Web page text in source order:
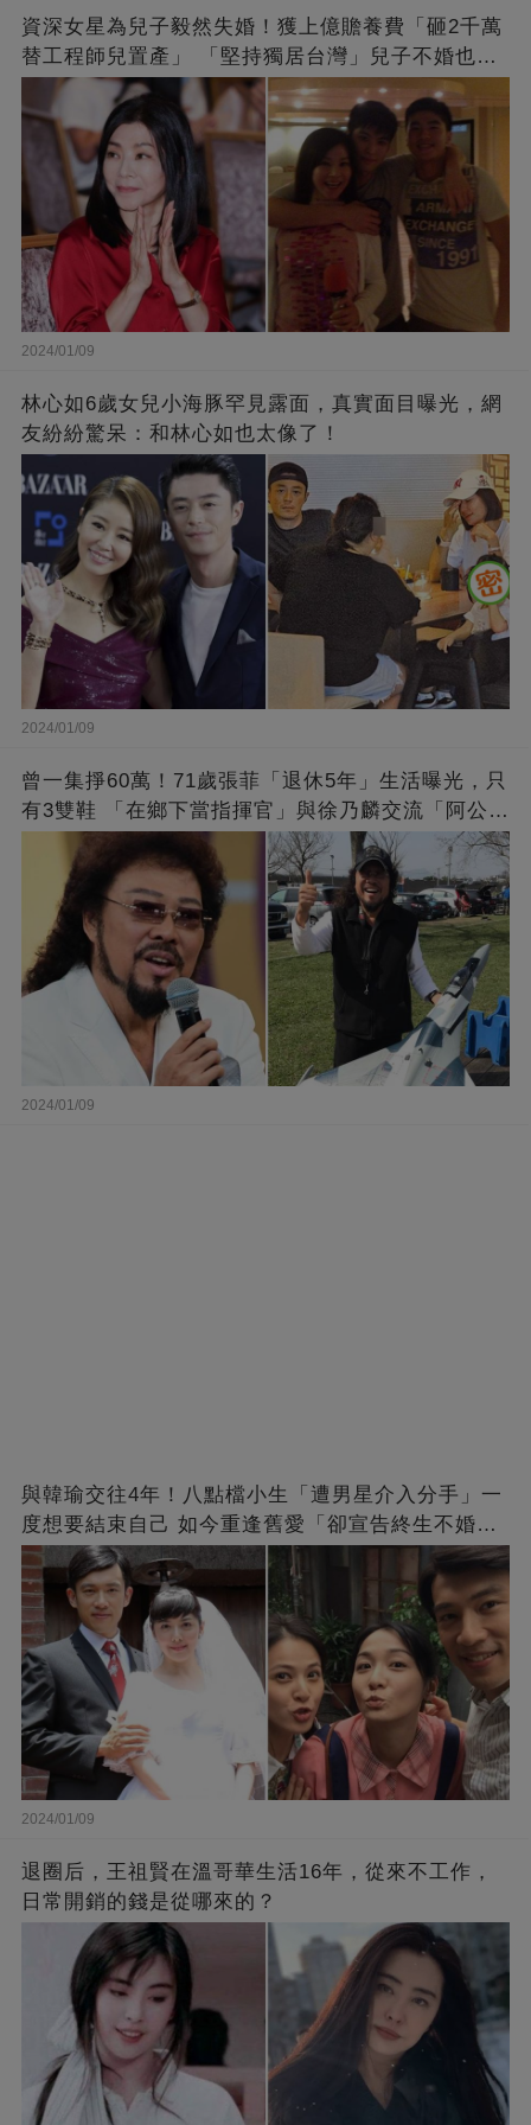
資深女星為兒子毅然失婚！獲上億贍養費「砸2千萬
替工程師兒置產」 「堅持獨居台灣」兒子不婚也支
2024/01/09
林心如6歲女兒小海豚罕見露面，真實面目曝光，網
友紛紛驚呆：和林心如也太像了！
2024/01/09
曾一集掙60萬！71歲張菲「退休5年」生活曝光，只
有3雙鞋 「在鄉下當指揮官」與徐乃麟交流「阿公
2024/01/09
與韓瑜交往4年！八點檔小生「遭男星介入分手」一
度想要結束自己 如今重逢舊愛「卻宣告終生不婚」
原因曝光
2024/01/09
退圈后，王祖賢在溫哥華生活16年，從來不工作，
日常開銷的錢是從哪來的？